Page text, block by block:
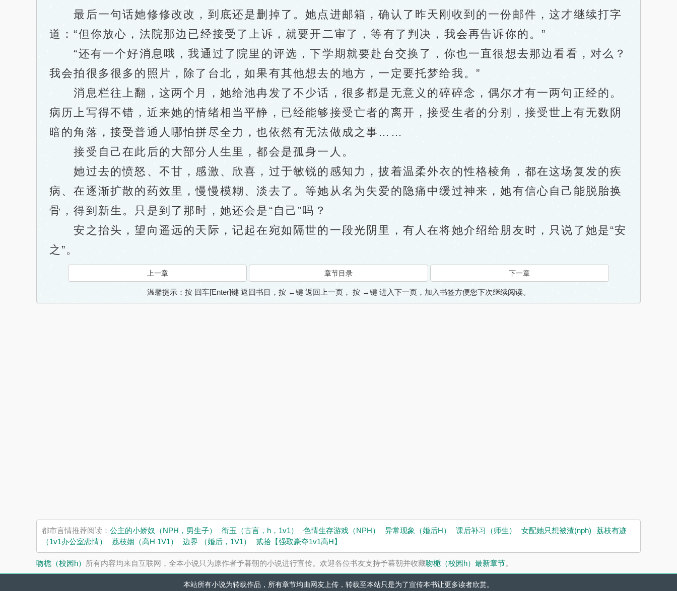
最后一句话她修修改改，到底还是删掉了。她点进邮箱，确认了昨天刚收到的一份邮件，这才继续打字
道：“但你放心，法院那边已经接受了上诉，就要开二审了，等有了判决，我会再告诉你的。”
“还有一个好消息哦，我通过了院里的评选，下学期就要赴台交换了，你也一直很想去那边看看，对么？
我会拍很多很多的照片，除了台北，如果有其他想去的地方，一定要托梦给我。”
消息栏往上翻，这两个月，她给池冉发了不少话，很多都是无意义的碎碎念，偶尔才有一两句正经的。
病历上写得不错，近来她的情绪相当平静，已经能够接受亡者的离开，接受生者的分别，接受世上有无数阴
暗的角落，接受普通人哪怕拼尽全力，也依然有无法做成之事……
接受自己在此后的大部分人生里，都会是孤身一人。
她过去的愤怒、不甘，感激、欣喜，过于敏锐的感知力，披着温柔外衣的性格棱角，都在这场复发的疾
病、在逐渐扩散的药效里，慢慢模糊、淡去了。等她从名为失爱的隐痛中缓过神来，她有信心自己能脱胎换
骨，得到新生。只是到了那时，她还会是“自己”吗？
安之抬头，望向遥远的天际，记起在宛如隔世的一段光阴里，有人在将她介绍给朋友时，只说了她是“安
之”。
上一章 章节目录 下一章
温馨提示：按 回车[Enter]键 返回书目，按 ←键 返回上一页， 按 →键 进入下一页，加入书签方便您下次继续阅读。
都市言情推荐阅读： 公主的小娇奴（NPH，男生子） 衔玉（古言，h，1v1） 色情生存游戏（NPH） 异常现象（婚后H） 课后补习（师生） 女配她只想被渣(nph)
荔枝有迹
（1v1办公室恋情）
荔枝姻（高H 1V1） 边界 （婚后，1V1） 贰拾【强取豪夺1v1高H】
吻栀（校园h） 所有内容均来自互联网，全本小说只为原作者予暮朝的小说进行宣传。欢迎各位书友支持予暮朝并收藏吻栀（校园h）最新章节。
本站所有小说为转载作品，所有章节均由网友上传，转载至本站只是为了宣传本书让更多读者欣赏。